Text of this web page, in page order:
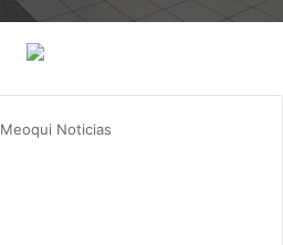
Meoqui Noticias